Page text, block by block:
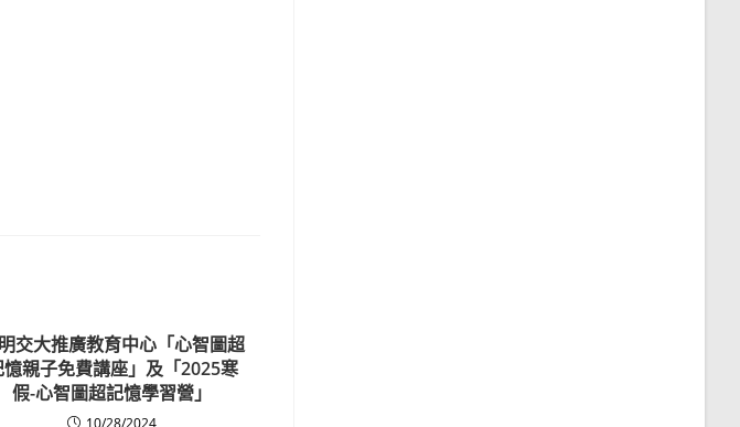
交大推廣教育中心「心智圖超
憶親子免費講座」及「2025寒
假-心智圖超記憶學習營」
10/28/2024